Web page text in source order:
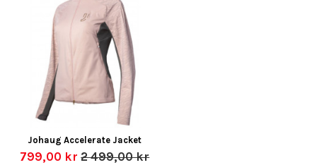
Johaug Accelerate Jacket
799,00 kr2 499,00 kr